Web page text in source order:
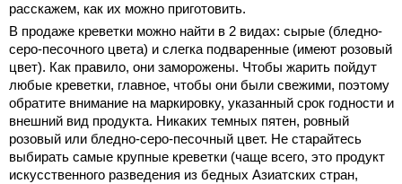
расскажем, как их можно приготовить.
В продаже креветки можно найти в 2 видах: сырые (бледно-
серо-песочного цвета) и слегка подваренные (имеют розовый
цвет). Как правило, они заморожены. Чтобы жарить пойдут
любые креветки, главное, чтобы они были свежими, поэтому
обратите внимание на маркировку, указанный срок годности и
внешний вид продукта. Никаких темных пятен, ровный
розовый или бледно-серо-песочный цвет. Не старайтесь
выбирать самые крупные креветки (чаще всего, это продукт
искусственного разведения из бедных Азиатских стран,